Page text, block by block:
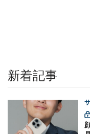
新着記事